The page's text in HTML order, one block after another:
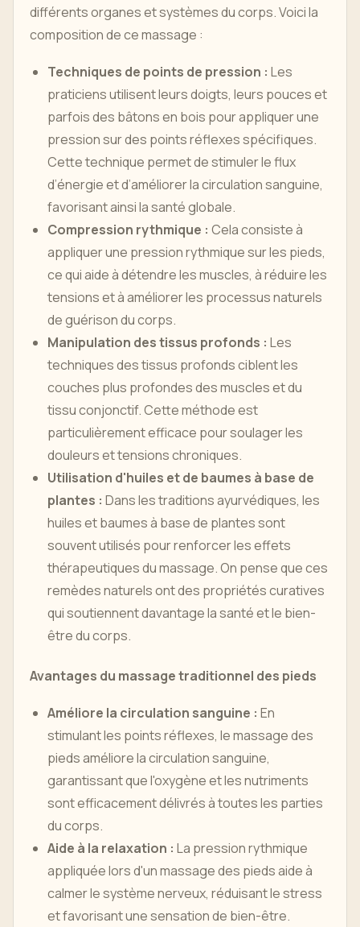
différents organes et systèmes du corps. Voici la
composition de ce massage :
Techniques de points de pression : Les
praticiens utilisent leurs doigts, leurs pouces et
parfois des bâtons en bois pour appliquer une
pression sur des points réflexes spécifiques.
Cette technique permet de stimuler le flux
d’énergie et d’améliorer la circulation sanguine,
favorisant ainsi la santé globale.
Compression rythmique : Cela consiste à
appliquer une pression rythmique sur les pieds,
ce qui aide à détendre les muscles, à réduire les
tensions et à améliorer les processus naturels
de guérison du corps.
Manipulation des tissus profonds : Les
techniques des tissus profonds ciblent les
couches plus profondes des muscles et du
tissu conjonctif. Cette méthode est
particulièrement efficace pour soulager les
douleurs et tensions chroniques.
Utilisation d'huiles et de baumes à base de
plantes : Dans les traditions ayurvédiques, les
huiles et baumes à base de plantes sont
souvent utilisés pour renforcer les effets
thérapeutiques du massage. On pense que ces
remèdes naturels ont des propriétés curatives
qui soutiennent davantage la santé et le bien-
être du corps.
Avantages du massage traditionnel des pieds
Améliore la circulation sanguine : En
stimulant les points réflexes, le massage des
pieds améliore la circulation sanguine,
garantissant que l'oxygène et les nutriments
sont efficacement délivrés à toutes les parties
du corps.
Aide à la relaxation : La pression rythmique
appliquée lors d'un massage des pieds aide à
calmer le système nerveux, réduisant le stress
et favorisant une sensation de bien-être.